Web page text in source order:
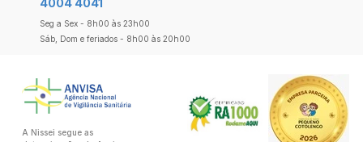
4004 4041
Seg a Sex - 8h00 às 23h00
Sáb, Dom e feriados - 8h00 às 20h00
A Nissei segue as